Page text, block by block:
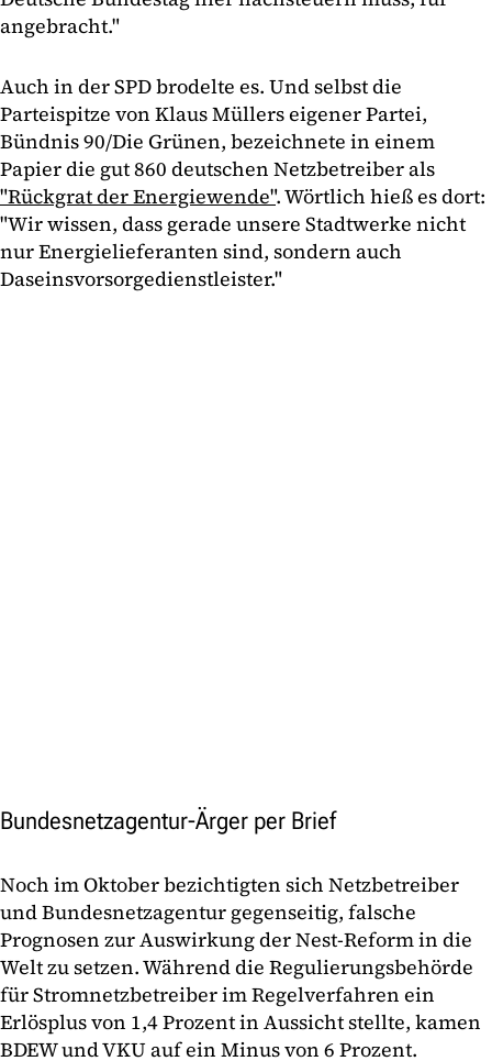
angebracht."
Auch in der SPD brodelte es. Und selbst die
Parteispitze von Klaus Müllers eigener Partei,
Bündnis 90/Die Grünen, bezeichnete in einem
Papier die gut 860 deutschen Netzbetreiber als
"Rückgrat der Energiewende". Wörtlich hieß es dort:
"Wir wissen, dass gerade unsere Stadtwerke nicht
nur Energielieferanten sind, sondern auch
Daseinsvorsorgedienstleister."
Bundesnetzagentur-Ärger per Brief
Noch im Oktober bezichtigten sich Netzbetreiber
und Bundesnetzagentur gegenseitig, falsche
Prognosen zur Auswirkung der Nest-Reform in die
Welt zu setzen. Während die Regulierungsbehörde
für Stromnetzbetreiber im Regelverfahren ein
Erlösplus von 1,4 Prozent in Aussicht stellte, kamen
BDEW und VKU auf ein Minus von 6 Prozent.